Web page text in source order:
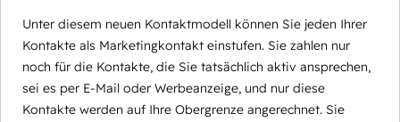
Unter diesem neuen Kontaktmodell können Sie jeden Ihrer
Kontakte als Marketingkontakt einstufen. Sie zahlen nur
noch für die Kontakte, die Sie tatsächlich aktiv ansprechen,
sei es per E-Mail oder Werbeanzeige, und nur diese
Kontakte werden auf Ihre Obergrenze angerechnet. Sie